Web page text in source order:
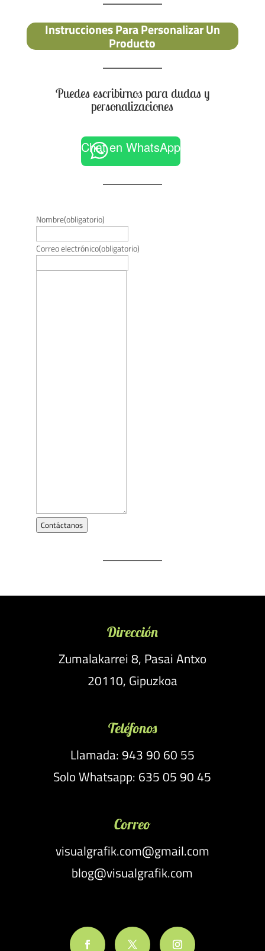
Instrucciones Para Personalizar Un
Producto
Puedes escribirnos para dudas y
personalizaciones
Chat en WhatsApp
Nombre(obligatorio)
Correo electrónico(obligatorio)
Contáctanos
Dirección
Zumalakarrei 8, Pasai Antxo
20110, Gipuzkoa
Teléfonos
Llamada: 943 90 60 55
Solo Whatsapp: 635 05 90 45
Correo
visualgrafik.com@gmail.com
blog@visualgrafik.com